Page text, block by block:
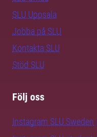
SLU Uppsala
Jobba på SLU
Kontakta SLU
Stöd SLU
Följ oss
Instagram SLU.Sweden